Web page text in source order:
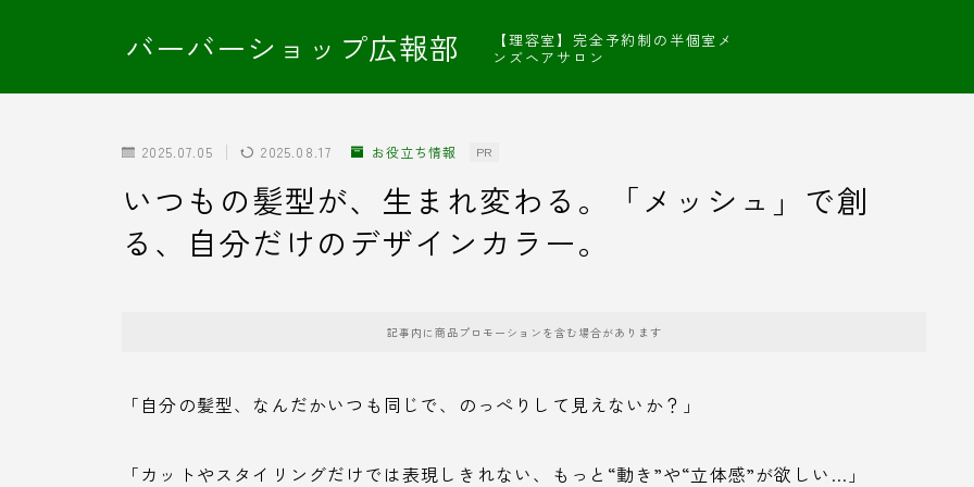
バーバーショップ広報部
【理容室】完全予約制の半個室メ
ンズヘアサロン
2025.07.05 2025.08.17 お役立ち情報 PR
いつもの髪型が、生まれ変わる。「メッシュ」で創
る、自分だけのデザインカラー。
記事内に商品プロモーションを含む場合があります
「自分の髪型、なんだかいつも同じで、のっぺりして見えないか？」
「カットやスタイリングだけでは表現しきれない、もっと“動き”や“立体感”が欲しい…」